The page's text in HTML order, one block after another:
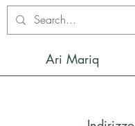
Ari Mariq